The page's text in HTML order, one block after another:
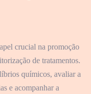
crucial na promoção
de tratamentos.
químicos, avaliar a
e acompanhar a